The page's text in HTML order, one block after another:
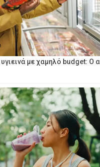
με χαμηλό budget: Ο